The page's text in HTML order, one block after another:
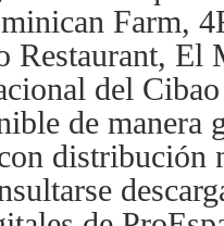
Farm,
Restaurant, El
del
de manera
distribución